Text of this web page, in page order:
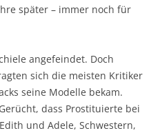
später – immer noch für
angefeindet. Doch
sich die meisten Kritiker
seine Modelle bekam.
dass Prostituierte bei
und Adele, Schwestern,